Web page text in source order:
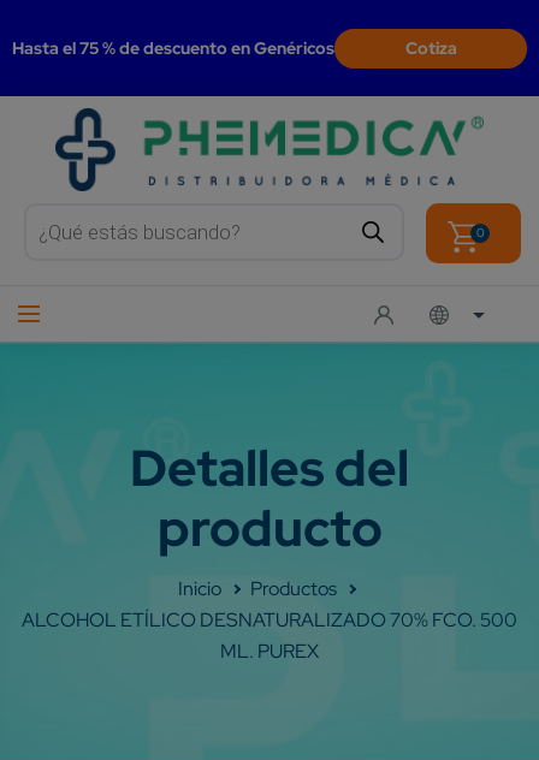
Hasta el 75 % de descuento en Genéricos Cotiza
search 0
Shop
ALCOHOL ETÍLICO DESNATURALIZADO 70% FCO. 500
ML. PUREX